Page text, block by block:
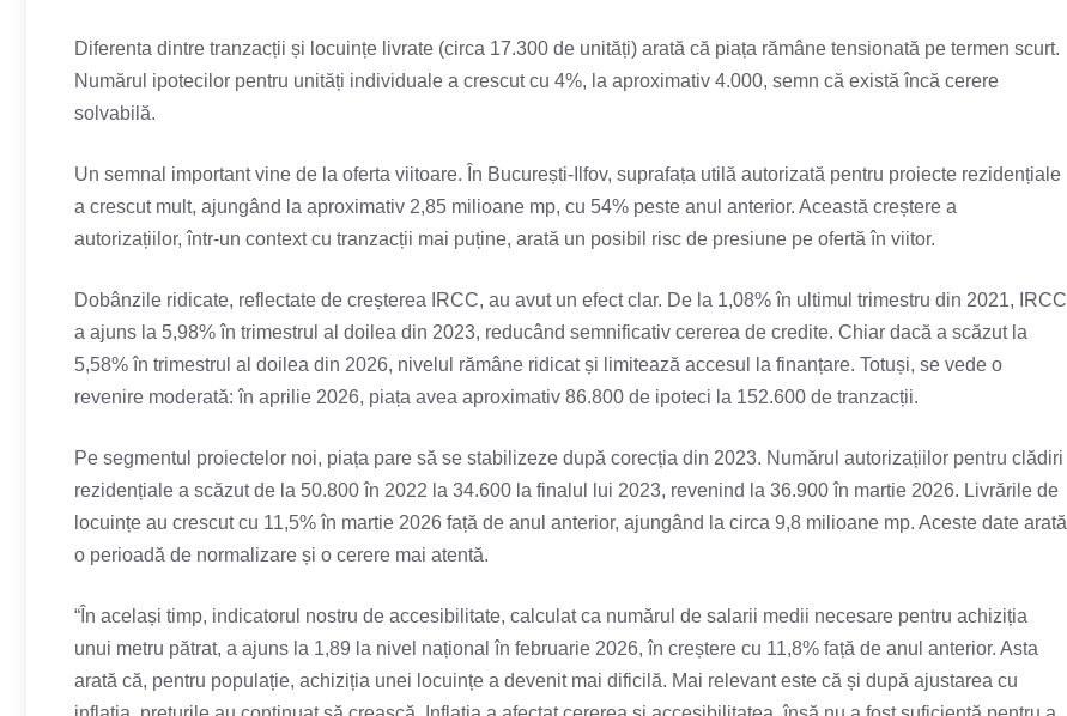
Diferenta dintre tranzacții și locuințe livrate (circa 17.300 de unități) arată că piața rămâne tensionată pe termen scurt.
Numărul ipotecilor pentru unități individuale a crescut cu 4%, la aproximativ 4.000, semn că există încă cerere
solvabilă.
Un semnal important vine de la oferta viitoare. În București-Ilfov, suprafața utilă autorizată pentru proiecte rezidențiale
a crescut mult, ajungând la aproximativ 2,85 milioane mp, cu 54% peste anul anterior. Această creștere a
autorizațiilor, într-un context cu tranzacții mai puține, arată un posibil risc de presiune pe ofertă în viitor.
Dobânzile ridicate, reflectate de creșterea IRCC, au avut un efect clar. De la 1,08% în ultimul trimestru din 2021, IRCC
a ajuns la 5,98% în trimestrul al doilea din 2023, reducând semnificativ cererea de credite. Chiar dacă a scăzut la
5,58% în trimestrul al doilea din 2026, nivelul rămâne ridicat și limitează accesul la finanțare. Totuși, se vede o
revenire moderată: în aprilie 2026, piața avea aproximativ 86.800 de ipoteci la 152.600 de tranzacții.
Pe segmentul proiectelor noi, piața pare să se stabilizeze după corecția din 2023. Numărul autorizațiilor pentru clădiri
rezidențiale a scăzut de la 50.800 în 2022 la 34.600 la finalul lui 2023, revenind la 36.900 în martie 2026. Livrările de
locuințe au crescut cu 11,5% în martie 2026 față de anul anterior, ajungând la circa 9,8 milioane mp. Aceste date arată
o perioadă de normalizare și o cerere mai atentă.
“În același timp, indicatorul nostru de accesibilitate, calculat ca numărul de salarii medii necesare pentru achiziția
unui metru pătrat, a ajuns la 1,89 la nivel național în februarie 2026, în creștere cu 11,8% față de anul anterior. Asta
arată că, pentru populație, achiziția unei locuințe a devenit mai dificilă. Mai relevant este că și după ajustarea cu